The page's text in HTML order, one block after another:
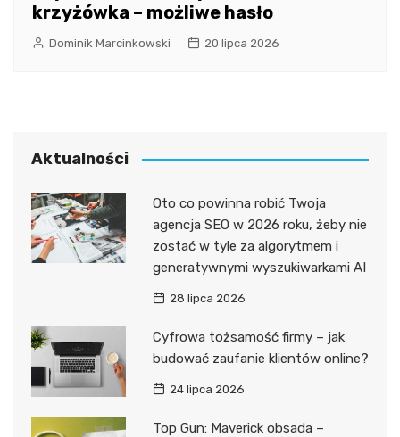
krzyżówka – możliwe hasło
Dominik Marcinkowski 20 lipca 2026
Aktualności
Oto co powinna robić Twoja
agencja SEO w 2026 roku, żeby nie
zostać w tyle za algorytmem i
generatywnymi wyszukiwarkami AI
28 lipca 2026
Cyfrowa tożsamość firmy – jak
budować zaufanie klientów online?
24 lipca 2026
Top Gun: Maverick obsada –